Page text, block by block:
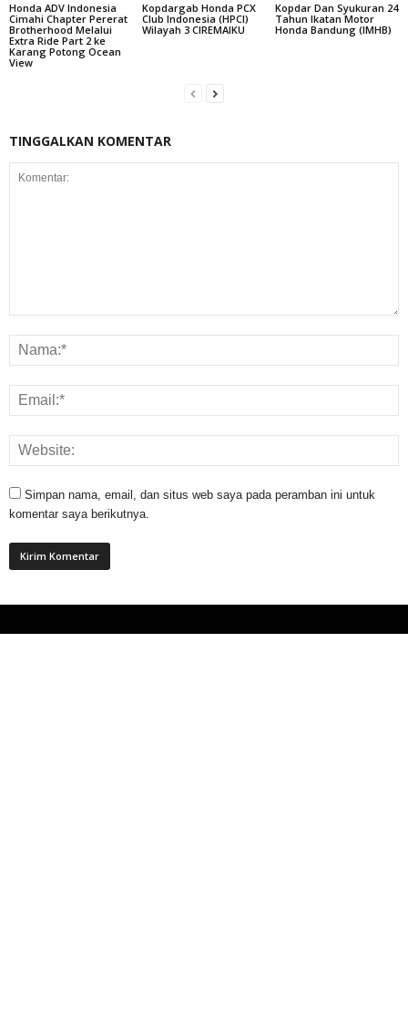
Honda ADV Indonesia
Cimahi Chapter Pererat
Brotherhood Melalui
Extra Ride Part 2 ke
Karang Potong Ocean
View
Kopdargab Honda PCX
Club Indonesia (HPCI)
Wilayah 3 CIREMAIKU
Kopdar Dan Syukuran 24
Tahun Ikatan Motor
Honda Bandung (IMHB)
TINGGALKAN KOMENTAR
Simpan nama, email, dan situs web saya pada peramban ini untuk
komentar saya berikutnya.